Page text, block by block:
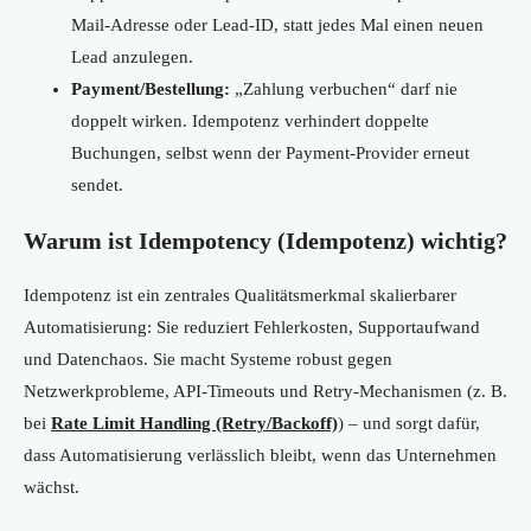
Mail-Adresse oder Lead-ID, statt jedes Mal einen neuen
Lead anzulegen.
Payment/Bestellung: „Zahlung verbuchen“ darf nie
doppelt wirken. Idempotenz verhindert doppelte
Buchungen, selbst wenn der Payment-Provider erneut
sendet.
Warum ist Idempotency (Idempotenz) wichtig?
Idempotenz ist ein zentrales Qualitätsmerkmal skalierbarer
Automatisierung: Sie reduziert Fehlerkosten, Supportaufwand
und Datenchaos. Sie macht Systeme robust gegen
Netzwerkprobleme, API-Timeouts und Retry-Mechanismen (z. B.
bei Rate Limit Handling (Retry/Backoff)) – und sorgt dafür,
dass Automatisierung verlässlich bleibt, wenn das Unternehmen
wächst.